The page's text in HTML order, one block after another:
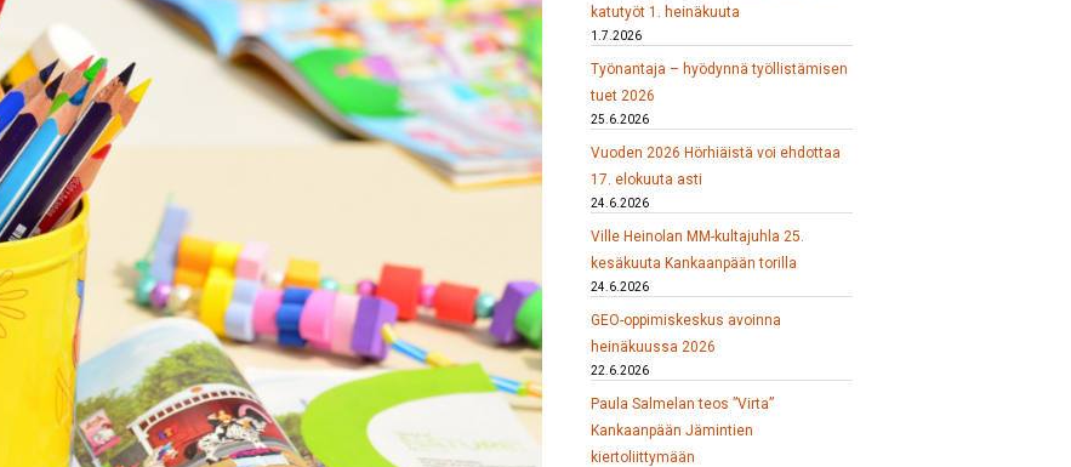
katutyöt 1. heinäkuuta
1.7.2026
Työnantaja – hyödynnä työllistämisen
tuet 2026
25.6.2026
Vuoden 2026 Hörhiäistä voi ehdottaa
17. elokuuta asti
24.6.2026
Ville Heinolan MM-kultajuhla 25.
kesäkuuta Kankaanpään torilla
24.6.2026
GEO-oppimiskeskus avoinna
heinäkuussa 2026
22.6.2026
Paula Salmelan teos ”Virta”
Kankaanpään Jämintien
kiertoliittymään